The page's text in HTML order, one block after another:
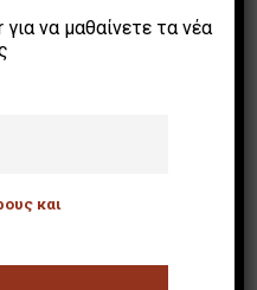
να μαθαίνετε τα νέα
και